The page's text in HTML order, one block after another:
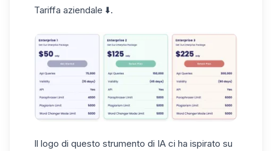
Tariffa aziendale ⬇️.
Il logo di questo strumento di IA ci ha ispirato su